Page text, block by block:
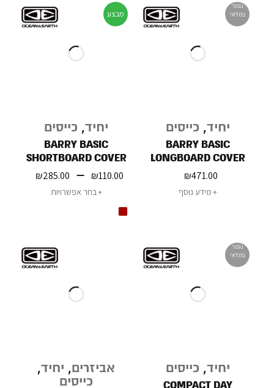
נגמר
במלאי
יחיד, כייסים
BARRY BASIC
LONGBOARD COVER
₪471.00
מידע נוסף
מבצע
יחיד, כייסים
BARRY BASIC
SHORTBOARD COVER
₪110.00
–
₪285.00
בחר אפשרויות
נגמר
במלאי
יחיד, כייסים אביזרים, יחיד,
כייסים